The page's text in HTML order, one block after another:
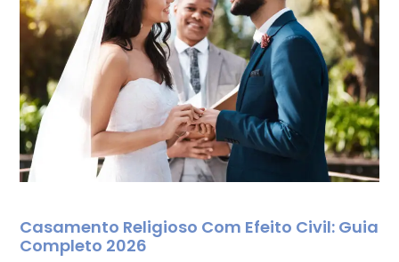
Casamento Religioso Com Efeito Civil: Guia
Completo 2026